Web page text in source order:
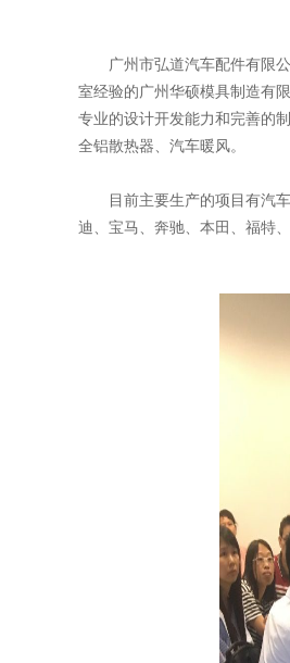
广州市弘道汽车配件有限公
室经验的广州华硕模具制造有
专业的设计开发能力和完善的
全铝散热器、汽车暖风。
目前主要生产的项目有汽车
迪、宝马、奔驰、本田、福特